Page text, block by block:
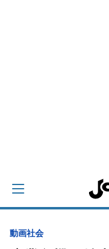
動画社会